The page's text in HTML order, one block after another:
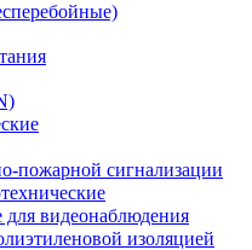
пожарной сигнализации
видеонаблюдения
изоляцией